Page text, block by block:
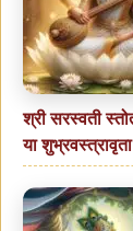
श्री सरस्वती
या शुभ्रवस्त्रावृता